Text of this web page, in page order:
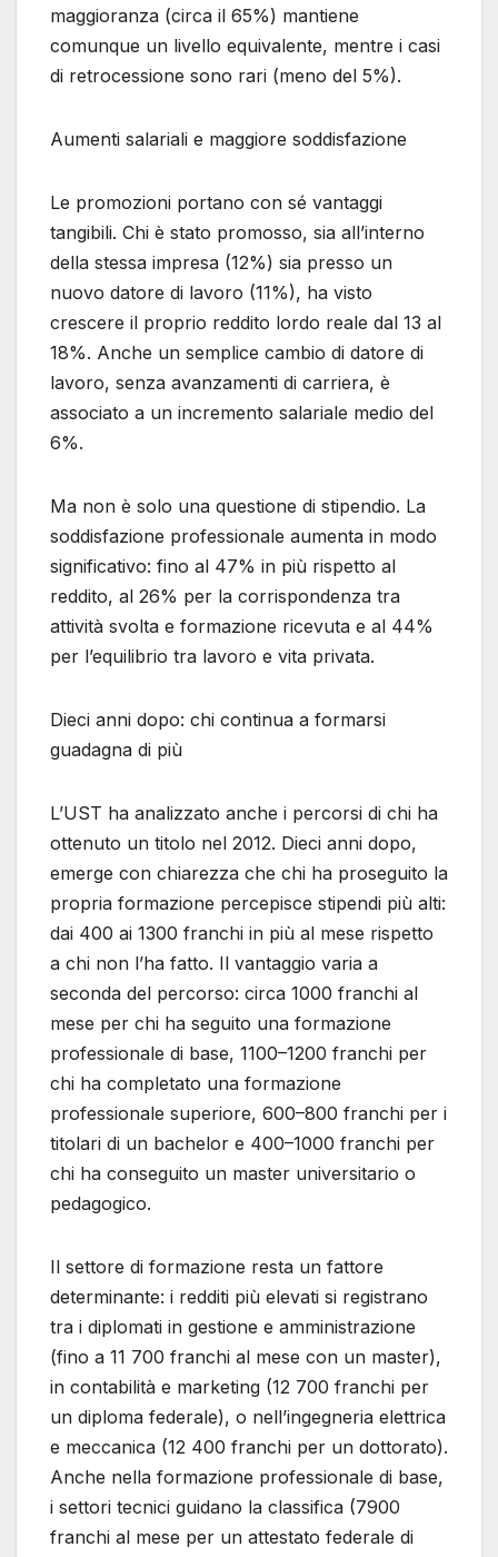
maggioranza (circa il 65%) mantiene
comunque un livello equivalente, mentre i casi
di retrocessione sono rari (meno del 5%).
Aumenti salariali e maggiore soddisfazione
Le promozioni portano con sé vantaggi
tangibili. Chi è stato promosso, sia all’interno
della stessa impresa (12%) sia presso un
nuovo datore di lavoro (11%), ha visto
crescere il proprio reddito lordo reale dal 13 al
18%. Anche un semplice cambio di datore di
lavoro, senza avanzamenti di carriera, è
associato a un incremento salariale medio del
6%.
Ma non è solo una questione di stipendio. La
soddisfazione professionale aumenta in modo
significativo: fino al 47% in più rispetto al
reddito, al 26% per la corrispondenza tra
attività svolta e formazione ricevuta e al 44%
per l’equilibrio tra lavoro e vita privata.
Dieci anni dopo: chi continua a formarsi
guadagna di più
L’UST ha analizzato anche i percorsi di chi ha
ottenuto un titolo nel 2012. Dieci anni dopo,
emerge con chiarezza che chi ha proseguito la
propria formazione percepisce stipendi più alti:
dai 400 ai 1300 franchi in più al mese rispetto
a chi non l’ha fatto. Il vantaggio varia a
seconda del percorso: circa 1000 franchi al
mese per chi ha seguito una formazione
professionale di base, 1100–1200 franchi per
chi ha completato una formazione
professionale superiore, 600–800 franchi per i
titolari di un bachelor e 400–1000 franchi per
chi ha conseguito un master universitario o
pedagogico.
Il settore di formazione resta un fattore
determinante: i redditi più elevati si registrano
tra i diplomati in gestione e amministrazione
(fino a 11 700 franchi al mese con un master),
in contabilità e marketing (12 700 franchi per
un diploma federale), o nell’ingegneria elettrica
e meccanica (12 400 franchi per un dottorato).
Anche nella formazione professionale di base,
i settori tecnici guidano la classifica (7900
franchi al mese per un attestato federale di